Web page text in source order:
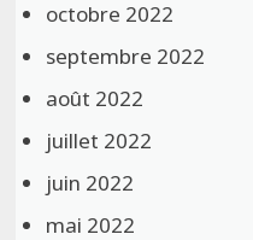
octobre 2022
septembre 2022
août 2022
juillet 2022
juin 2022
mai 2022